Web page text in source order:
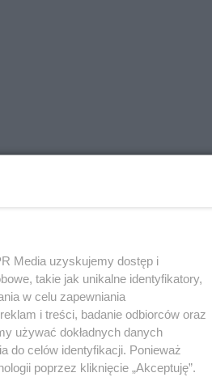
Media uzyskujemy dostęp i
takie jak unikalne identyfikatory,
w celu zapewniania
i treści, badanie odbiorców oraz
używać dokładnych danych
do celów identyfikacji. Ponieważ
poprzez kliknięcie „Akceptuję”.